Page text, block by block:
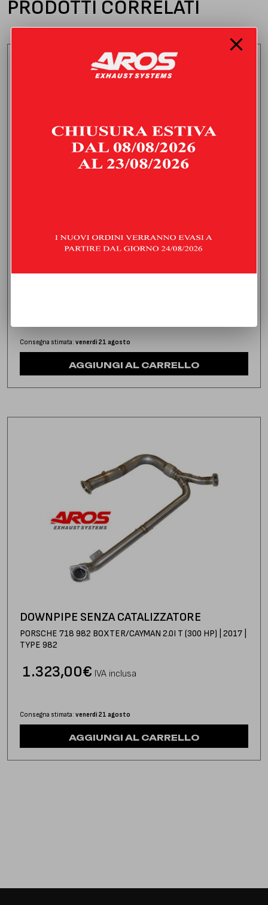
PRODOTTI CORRELATI
DOWNPIPE CON CATALIZZATORE
TYPE 982
Consegna stimata: venerdì 21 agosto
AGGIUNGI AL CARRELLO
DOWNPIPE SENZA CATALIZZATORE
PORSCHE 718 982 BOXTER/CAYMAN 2.0I T (300 HP) | 2017 |
TYPE 982
€
1.323,00 IVA inclusa
Consegna stimata: venerdì 21 agosto
AGGIUNGI AL CARRELLO